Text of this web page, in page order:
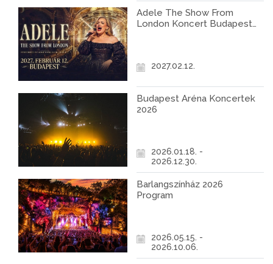
Adele The Show From
London Koncert Budapest
2027.02.12.
Budapest Aréna Koncertek
2026
2026.01.18. -
2026.12.30.
Barlangszínház 2026
Program
2026.05.15. -
2026.10.06.